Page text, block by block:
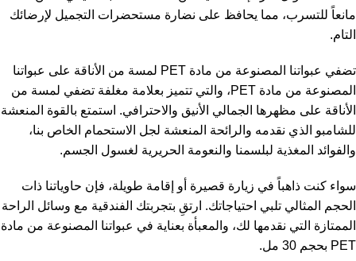
مانعاً للتسرب، مما يحافظ على نضارة مستحضرات التجميل لإرضائك
التام.
تضفي عبواتنا المصنوعة من مادة PET لمسة من الأناقة على عبواتنا
المصنوعة من مادة PET، والتي تتميز بعلامة مغلفة تضفي لمسة من
الأناقة على مظهرها الجمالي الأنيق والاحترافي. استمتع بالقوة المنعشة
للشامبو الذي نقدمه والرائحة المنعشة لجل الاستحمام الخاص بنا،
والفوائد المغذية لبلسمنا والنعومة الحريرية لغسول الجسم.
سواء كنت ذاهباً في زيارة قصيرة أو إقامة طويلة، فإن حاوياتنا ذات
الحجم المثالي تلبي احتياجاتك. ارتقِ بتجربتك الفندقية مع وسائل الراحة
الممتازة التي نقدمها لك، والمعبأة بعناية في عبواتنا المصنوعة من مادة
PET بحجم 30 مل.